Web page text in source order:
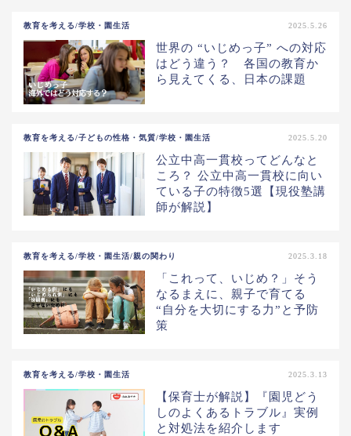
教育を考える/学校・園生活 2025.5.26
世界の “いじめっ子” への対応
はどう違う？ 各国の教育か
ら見えてくる、日本の課題
教育を考える/子どもの性格・気質/学校・園生活 2025.5.20
公立中高一貫校ってどんなと
ころ？ 公立中高一貫校に向い
ている子の特徴5選【現役塾講
師が解説】
教育を考える/学校・園生活/親の関わり 2025.3.18
「これって、いじめ？」そう
なるまえに、親子で育てる
“自分を大切にする力”と予防
策
教育を考える/学校・園生活 2025.3.13
【保育士が解説】『園児どう
しのよくあるトラブル』実例
と対処法を紹介します